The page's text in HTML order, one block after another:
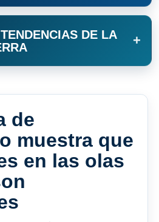
TENDENCIAS DE LA
+
de
muestra que
en las olas